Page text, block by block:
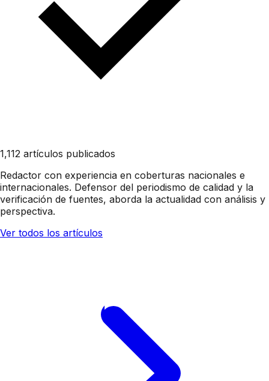
1,112 artículos publicados
Redactor con experiencia en coberturas nacionales e
internacionales. Defensor del periodismo de calidad y la
verificación de fuentes, aborda la actualidad con análisis y
perspectiva.
Ver todos los artículos